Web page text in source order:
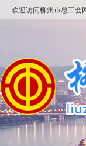
欢迎访问柳州市总工会